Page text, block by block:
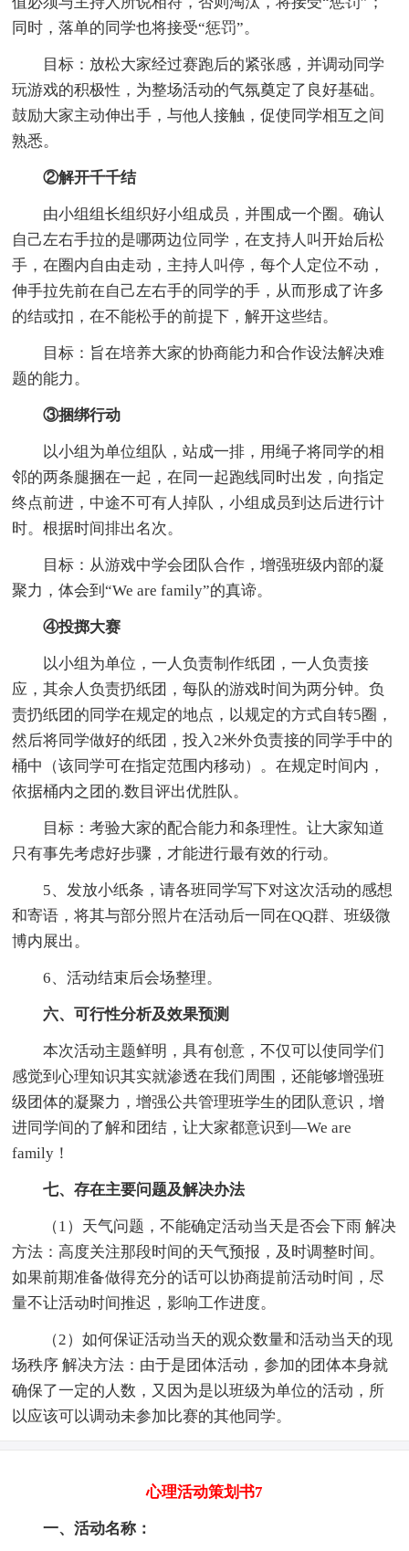
同时，落单的同学也将接受“惩罚”。
目标：放松大家经过赛跑后的紧张感，并调动同学
玩游戏的积极性，为整场活动的气氛奠定了良好基础。
鼓励大家主动伸出手，与他人接触，促使同学相互之间
熟悉。
②解开千千结
由小组组长组织好小组成员，并围成一个圈。确认
自己左右手拉的是哪两边位同学，在支持人叫开始后松
手，在圈内自由走动，主持人叫停，每个人定位不动，
伸手拉先前在自己左右手的同学的手，从而形成了许多
的结或扣，在不能松手的前提下，解开这些结。
目标：旨在培养大家的协商能力和合作设法解决难
题的能力。
③捆绑行动
以小组为单位组队，站成一排，用绳子将同学的相
邻的两条腿捆在一起，在同一起跑线同时出发，向指定
终点前进，中途不可有人掉队，小组成员到达后进行计
时。根据时间排出名次。
目标：从游戏中学会团队合作，增强班级内部的凝
聚力，体会到“We are family”的真谛。
④投掷大赛
以小组为单位，一人负责制作纸团，一人负责接
应，其余人负责扔纸团，每队的游戏时间为两分钟。负
责扔纸团的同学在规定的地点，以规定的方式自转5圈，
然后将同学做好的纸团，投入2米外负责接的同学手中的
桶中（该同学可在指定范围内移动）。在规定时间内，
依据桶内之团的.数目评出优胜队。
目标：考验大家的配合能力和条理性。让大家知道
只有事先考虑好步骤，才能进行最有效的行动。
5、发放小纸条，请各班同学写下对这次活动的感想
和寄语，将其与部分照片在活动后一同在QQ群、班级微
博内展出。
6、活动结束后会场整理。
六、可行性分析及效果预测
本次活动主题鲜明，具有创意，不仅可以使同学们
感觉到心理知识其实就渗透在我们周围，还能够增强班
级团体的凝聚力，增强公共管理班学生的团队意识，增
进同学间的了解和团结，让大家都意识到—We are
family！
七、存在主要问题及解决办法
（1）天气问题，不能确定活动当天是否会下雨 解决
方法：高度关注那段时间的天气预报，及时调整时间。
如果前期准备做得充分的话可以协商提前活动时间，尽
量不让活动时间推迟，影响工作进度。
（2）如何保证活动当天的观众数量和活动当天的现
场秩序 解决方法：由于是团体活动，参加的团体本身就
确保了一定的人数，又因为是以班级为单位的活动，所
以应该可以调动未参加比赛的其他同学。
心理活动策划书7
一、活动名称：